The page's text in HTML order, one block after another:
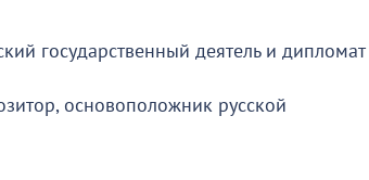
государственный деятель и дипломат
основоположник русской